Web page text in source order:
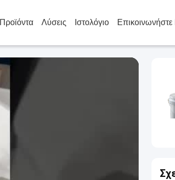
Προϊόντα Λύσεις Ιστολόγιο